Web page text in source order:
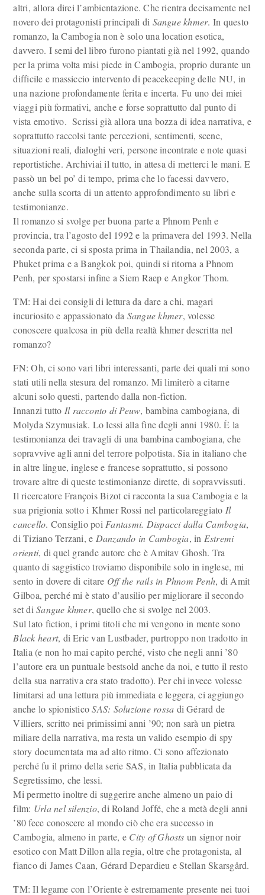
altri, allora direi l’ambientazione. Che rientra decisamente nel
novero dei protagonisti principali di Sangue khmer. In questo
romanzo, la Cambogia non è solo una location esotica,
davvero. I semi del libro furono piantati già nel 1992, quando
per la prima volta misi piede in Cambogia, proprio durante un
difficile e massiccio intervento di peacekeeping delle NU, in
una nazione profondamente ferita e incerta. Fu uno dei miei
viaggi più formativi, anche e forse soprattutto dal punto di
vista emotivo. Scrissi già allora una bozza di idea narrativa, e
soprattutto raccolsi tante percezioni, sentimenti, scene,
situazioni reali, dialoghi veri, persone incontrate e note quasi
reportistiche. Archiviai il tutto, in attesa di metterci le mani. E
passò un bel po’ di tempo, prima che lo facessi davvero,
anche sulla scorta di un attento approfondimento su libri e
testimonianze.
Il romanzo si svolge per buona parte a Phnom Penh e
provincia, tra l’agosto del 1992 e la primavera del 1993. Nella
seconda parte, ci si sposta prima in Thailandia, nel 2003, a
Phuket prima e a Bangkok poi, quindi si ritorna a Phnom
Penh, per spostarsi infine a Siem Raep e Angkor Thom.
TM: Hai dei consigli di lettura da dare a chi, magari
incuriosito e appassionato da Sangue khmer, volesse
conoscere qualcosa in più della realtà khmer descritta nel
romanzo?
FN: Oh, ci sono vari libri interessanti, parte dei quali mi sono
stati utili nella stesura del romanzo. Mi limiterò a citarne
alcuni solo questi, partendo dalla non-fiction.
Innanzi tutto Il racconto di Peuw, bambina cambogiana, di
Molyda Szymusiak. Lo lessi alla fine degli anni 1980. È la
testimonianza dei travagli di una bambina cambogiana, che
sopravvive agli anni del terrore polpotista. Sia in italiano che
in altre lingue, inglese e francese soprattutto, si possono
trovare altre di queste testimonianze dirette, di sopravvissuti.
Il ricercatore François Bizot ci racconta la sua Cambogia e la
sua prigionia sotto i Khmer Rossi nel particolareggiato Il
cancello. Consiglio poi Fantasmi. Dispacci dalla Cambogia,
di Tiziano Terzani, e Danzando in Cambogia, in Estremi
orienti, di quel grande autore che è Amitav Ghosh. Tra
quanto di saggistico troviamo disponibile solo in inglese, mi
sento in dovere di citare Off the rails in Phnom Penh, di Amit
Gilboa, perché mi è stato d’ausilio per migliorare il secondo
set diSangue khmer, quello che si svolge nel 2003.
Sul lato fiction, i primi titoli che mi vengono in mente sono
Black heart, di Eric van Lustbader, purtroppo non tradotto in
Italia (e non ho mai capito perché, visto che negli anni ’80
l’autore era un puntuale bestsold anche da noi, e tutto il resto
della sua narrativa era stato tradotto). Per chi invece volesse
limitarsi ad una lettura più immediata e leggera, ci aggiungo
anche lo spionisticoSAS: Soluzione rossa di Gérard de
Villiers, scritto nei primissimi anni ’90; non sarà un pietra
miliare della narrativa, ma resta un valido esempio di spy
story documentata ma ad alto ritmo. Ci sono affezionato
perché fu il primo della serie SAS, in Italia pubblicata da
Segretissimo, che lessi.
Mi permetto inoltre di suggerire anche almeno un paio di
film: Urla nel silenzio, di Roland Joffé, che a metà degli anni
’80 fece conoscere al mondo ciò che era successo in
Cambogia, almeno in parte, e City of Ghosts un signor noir
esotico con Matt Dillon alla regia, oltre che protagonista, al
fianco di James Caan, Gérard Depardieu e Stellan Skarsgård.
TM: Il legame con l’Oriente è estremamente presente nei tuoi